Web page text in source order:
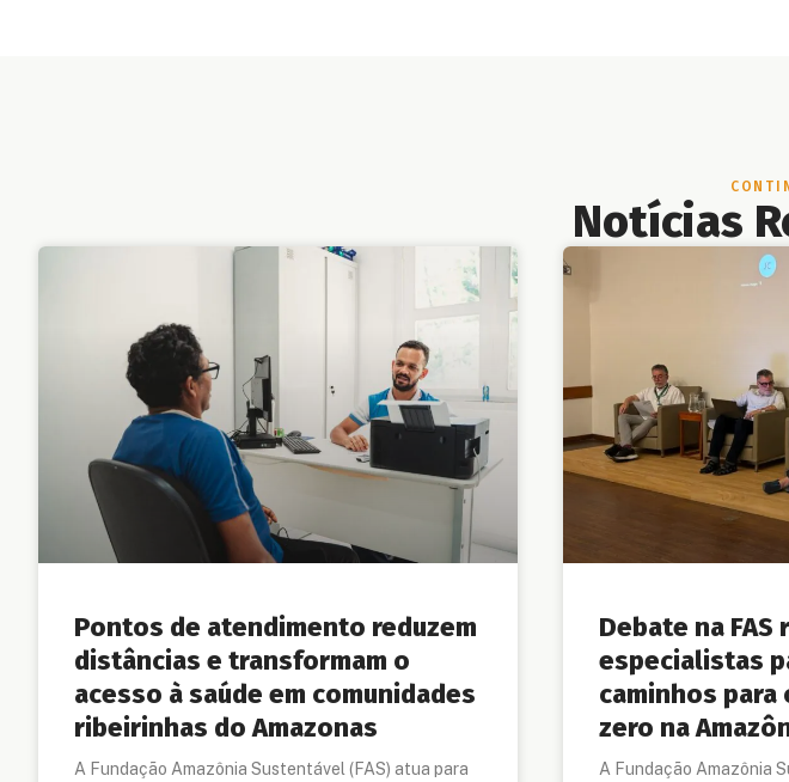
Notícias
Pontos de atendimento reduzem
distâncias e transformam o
acesso à saúde em comunidades
ribeirinhas do Amazonas
A Fundação Amazônia Sustentável (FAS) atua para
Debate na FAS
especialistas
caminhos
zero na
A Fundação Amazônia